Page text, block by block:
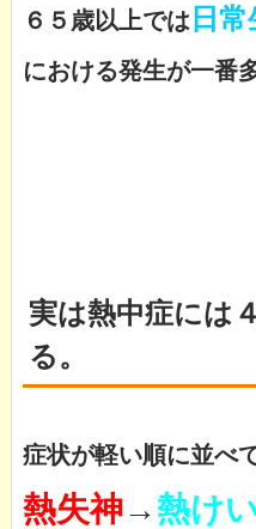
６５歳以上では 日
における発生が一番
実は熱中症には
る。
症状が軽い順に並べ
熱失神→熱け